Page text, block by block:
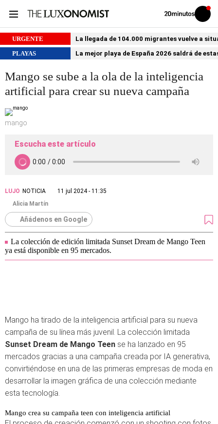
Volver
Iniciar
sesión
URGENTE
La llegada de 104.000 migrantes vuelve a
PLAYAS
La mejor playa de España 2026 saldrá de
Mango se sube a la ola de la inteligencia
artificial para crear su nueva campaña
mango
Escucha este artículo
LUJO NOTICIA
11 jul 2024 - 11:35
Alicia Martín
Añádenos en Google
La colección de edición limitada Sunset Dream de Mango Teen
ya está disponible en 95 mercados.
Mango ha tirado de la inteligencia artificial para su nueva
campaña de su línea más juvenil. La colección limitada
Sunset Dream de Mango Teen se ha lanzado en 95
mercados gracias a una campaña creada por IA generativa,
convirtiéndose en una de las primeras empresas de moda en
desarrollar la imagen gráfica de una colección mediante
esta tecnología.
Mango crea su campaña teen con inteligencia artificial